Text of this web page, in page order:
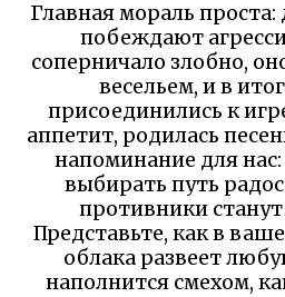
Главная мораль
побеждают
соперничало злобно,
весельем, и в
присоединились к
аппетит, родилась
напоминание для
выбирать путь
противники
Представьте, как в
облака развеет
наполнится смехом,